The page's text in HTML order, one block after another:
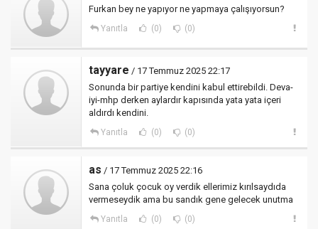
Furkan bey ne yapıyor ne yapmaya çalışıyorsun?
Yanıtla (0) (0)
tayyare / 17 Temmuz 2025 22:17
Sonunda bir partiye kendini kabul ettirebildi. Deva-
iyi-mhp derken aylardır kapısında yata yata içeri
aldırdı kendini.
Yanıtla (0) (0)
as / 17 Temmuz 2025 22:16
Sana çoluk çocuk oy verdik ellerimiz kırılsaydıda
vermeseydik ama bu sandık gene gelecek unutma
Yanıtla (0) (0)